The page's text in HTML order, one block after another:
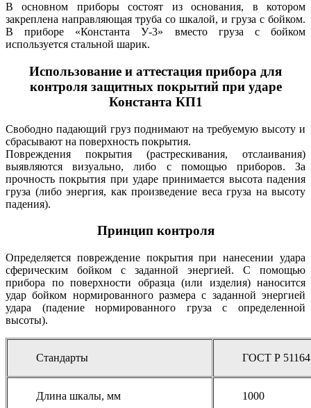
В основном приборы состоят из основания, в котором
закреплена направляющая труба со шкалой, и груза с бойком.
В приборе «Константа У-3» вместо груза с бойком
используется стальной шарик.
Использование и аттестация прибора для
контроля защитных покрытий при ударе
Константа КП1
Свободно падающий груз поднимают на требуемую высоту и
сбрасывают на поверхность покрытия.
Повреждения покрытия (растрескивания, отслаивания)
выявляются визуально, либо с помощью приборов. За
прочность покрытия при ударе принимается высота падения
груза (либо энергия, как произведение веса груза на высоту
падения).
Принцип контроля
Определяется повреждение покрытия при нанесении удара
сферическим бойком с заданной энергией. С помощью
прибора по поверхности образца (или изделия) наносится
удар бойком нормированного размера с заданной энергией
удара (падение нормированного груза с определенной
высоты).
Стандарты ГОСТ Р 51164
Длина шкалы, мм 1000